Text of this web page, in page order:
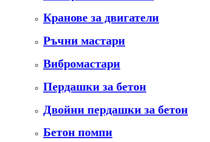
Кранове за двигатели
Ръчни мастари
Вибромастари
Пердашки за бетон
Двойни пердашки за бетон
Бетон помпи